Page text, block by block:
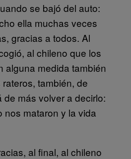
se bajó del auto:
ella muchas veces
gracias a todos. Al
al chileno que los
alguna medida también
también, de
más volver a decirlo:
nos mataron y la vida
al final, al chileno